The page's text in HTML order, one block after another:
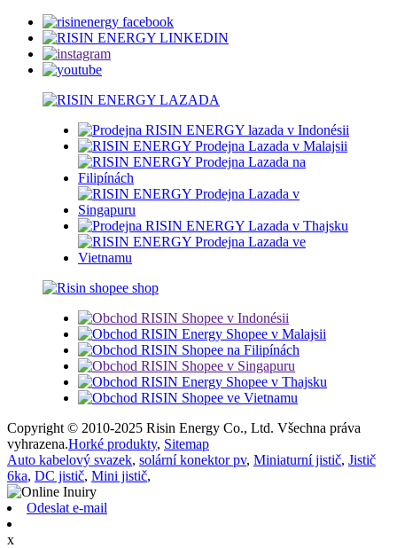
Copyright © 2010-2025 Risin Energy Co., Ltd. Všechna práva
vyhrazena.Horké produkty, Sitemap
Auto kabelový svazek, solární konektor pv, Miniaturní jistič, Jistič
6ka, DC jistič, Mini jistič,
Odeslat e-mail
x